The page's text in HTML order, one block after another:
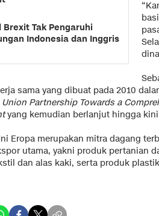
Brexit Tak Pengaruhi
Indonesia dan Inggris
sama yang dibuat pada 2010
Union Partnership Towards a
yang kemudian berlanjut hingga
Eropa merupakan mitra dagang
utama, yakni produk pertanian
dan alas kaki, serta produk